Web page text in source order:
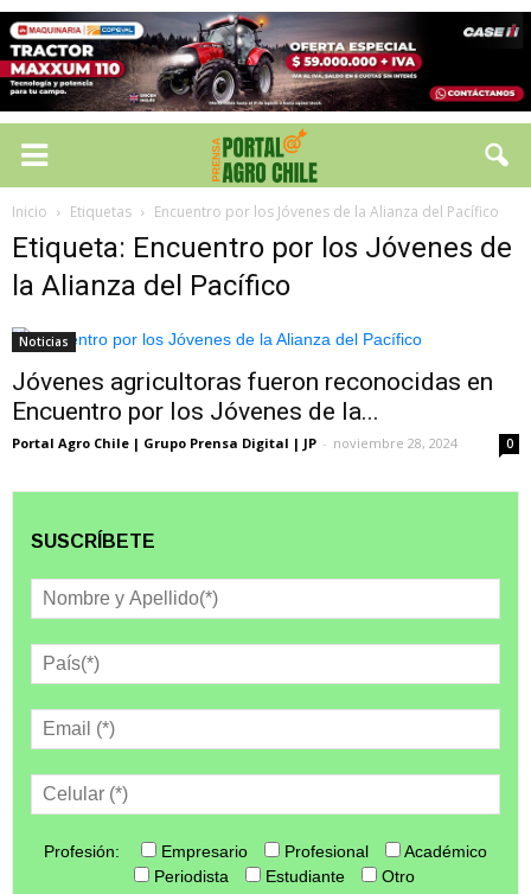
Inicio Etiquetas Encuentro por los Jóvenes de la Alianza del Pacífico
Etiqueta: Encuentro por los Jóvenes de
la Alianza del Pacífico
Noticias
Jóvenes agricultoras fueron reconocidas en
Encuentro por los Jóvenes de la...
Portal Agro Chile | Grupo Prensa Digital | JP - noviembre 28, 2024 0
SUSCRÍBETE
Profesión: Empresario Profesional
Académico
Periodista
Estudiante Otro